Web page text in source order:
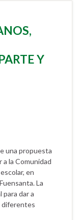
Y
una propuesta
la Comunidad
en
La
dar a
diferentes